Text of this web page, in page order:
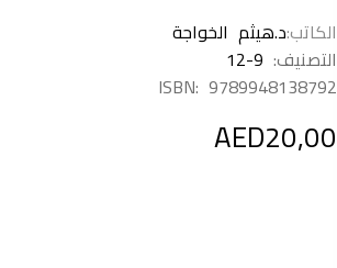
الكاتبد.هيثم الخواجة
التصنيف: 12-9
ISBN: 9789948138792
AED20,00